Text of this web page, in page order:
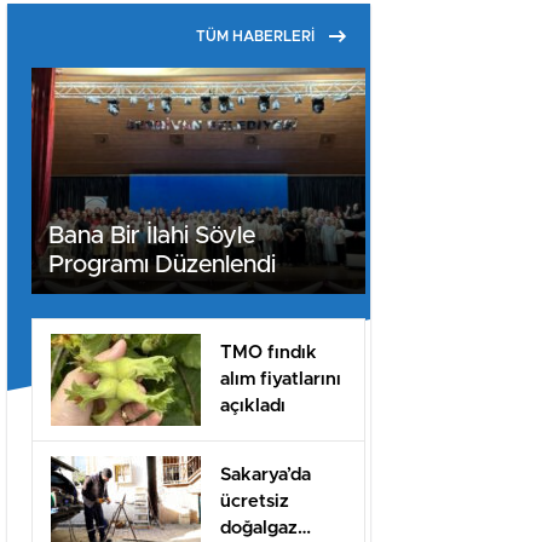
TÜM HABERLERİ
Bana Bir İlahi Söyle
Programı Düzenlendi
TMO fındık
alım fiyatlarını
açıkladı
Sakarya’da
ücretsiz
doğalgaz